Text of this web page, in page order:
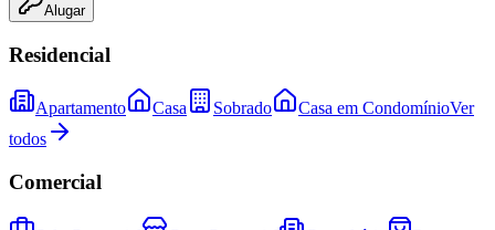
Alugar
Residencial
Apartamento Casa Sobrado Casa em CondomínioVer
todos
Comercial